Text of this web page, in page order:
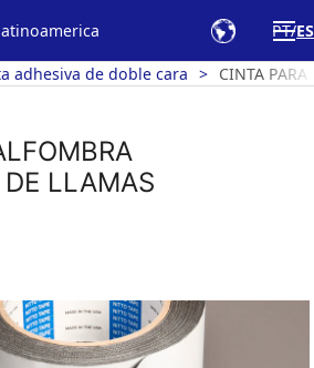
PT ES
adhesiva de doble cara CINTA PARA
DE LLAMAS